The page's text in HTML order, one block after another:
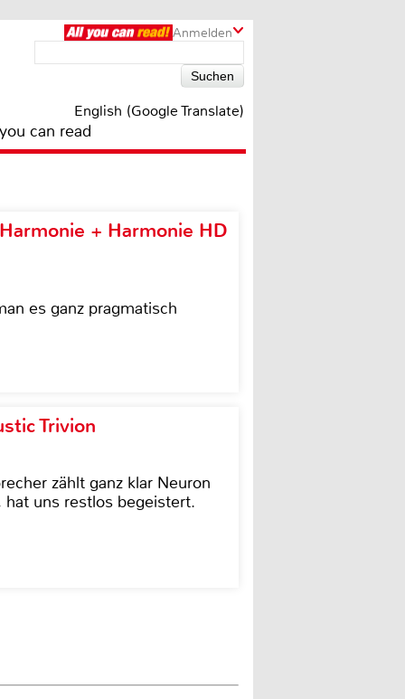
Anmelden
English (Google Translate)
can read
+ Harmonie HD
es ganz pragmatisch
Trivion
zählt ganz klar Neuron
uns restlos begeistert.